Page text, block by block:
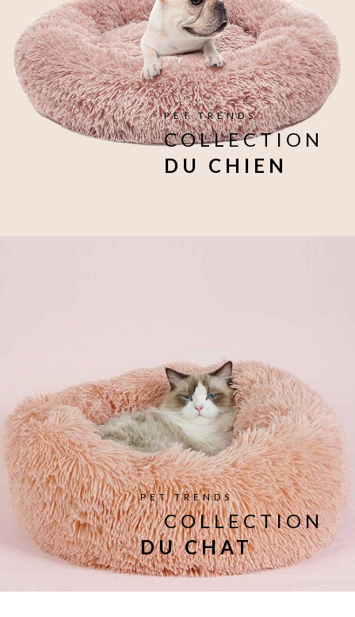
PET TRENDS
COLLECTION
DU CHIEN
PET TRENDS
COLLECTION
DU CHAT